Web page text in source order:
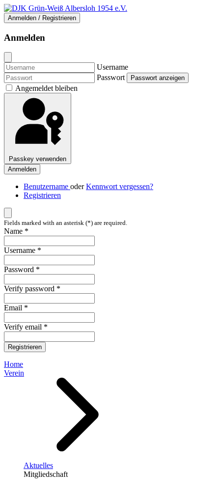
Anmelden / Registrieren
Anmelden
Username
Passwort
Passwort anzeigen
Angemeldet bleiben
Passkey verwenden
Anmelden
Benutzername oderKennwort vergessen?
Registrieren
Fields marked with an asterisk (*) are required.
Name *
Username *
Password *
Verify password *
Email *
Verify email *
Registrieren
Home
Verein
Aktuelles
Mitgliedschaft